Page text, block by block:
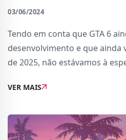
03/06/2024
Tendo em conta que GTA 6
desenvolvimento e que
de 2025, não estávamos à
entrevista com Strauss Zelnick,
VER MAIS